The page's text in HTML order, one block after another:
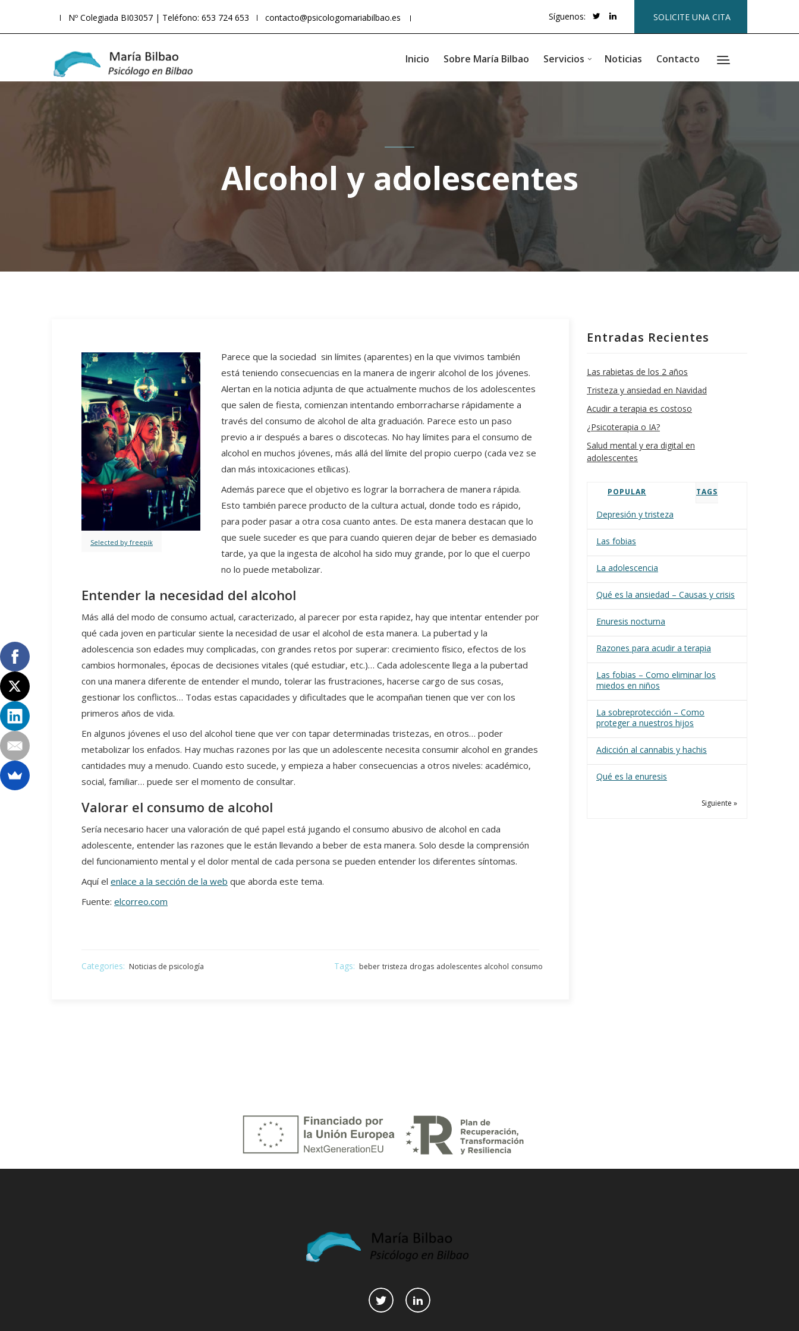
Nº Colegiada BI03057 | Teléfono: 653 724 653 contacto@psicologomariabilbao.es SOLICITE UNA CITA
Síguenos:
Inicio Sobre María Bilbao Servicios Noticias Contacto
Alcohol y adolescentes
Selected by freepik
Parece que la sociedad sin límites (aparentes) en la que vivimos también
está teniendo consecuencias en la manera de ingerir alcohol de los jóvenes.
Alertan en la noticia adjunta de que actualmente muchos de los adolescentes
que salen de fiesta, comienzan intentando emborracharse rápidamente a
través del consumo de alcohol de alta graduación. Parece esto un paso
previo a ir después a bares o discotecas. No hay límites para el consumo de
alcohol en muchos jóvenes, más allá del límite del propio cuerpo (cada vez se
dan más intoxicaciones etílicas).
Además parece que el objetivo es lograr la borrachera de manera rápida.
Esto también parece producto de la cultura actual, donde todo es rápido,
para poder pasar a otra cosa cuanto antes. De esta manera destacan que lo
que suele suceder es que para cuando quieren dejar de beber es demasiado
tarde, ya que la ingesta de alcohol ha sido muy grande, por lo que el cuerpo
no lo puede metabolizar.
Entender la necesidad del alcohol
Más allá del modo de consumo actual, caracterizado, al parecer por esta rapidez, hay que intentar entender por
qué cada joven en particular siente la necesidad de usar el alcohol de esta manera. La pubertad y la
adolescencia son edades muy complicadas, con grandes retos por superar: crecimiento físico, efectos de los
cambios hormonales, épocas de decisiones vitales (qué estudiar, etc.)… Cada adolescente llega a la pubertad
con una manera diferente de entender el mundo, tolerar las frustraciones, hacerse cargo de sus cosas,
gestionar los conflictos… Todas estas capacidades y dificultades que le acompañan tienen que ver con los
primeros años de vida.
En algunos jóvenes el uso del alcohol tiene que ver con tapar determinadas tristezas, en otros… poder
metabolizar los enfados. Hay muchas razones por las que un adolescente necesita consumir alcohol en grandes
cantidades muy a menudo. Cuando esto sucede, y empieza a haber consecuencias a otros niveles: académico,
social, familiar… puede ser el momento de consultar.
Valorar el consumo de alcohol
Sería necesario hacer una valoración de qué papel está jugando el consumo abusivo de alcohol en cada
adolescente, entender las razones que le están llevando a beber de esta manera. Solo desde la comprensión
del funcionamiento mental y el dolor mental de cada persona se pueden entender los diferentes síntomas.
Aquí el enlace a la sección de la web que aborda este tema.
Fuente: elcorreo.com
Categories: Noticias de psicología Tags: beber tristeza drogas adolescentes alcohol consumo
Entradas Recientes
Las rabietas de los 2 años
Tristeza y ansiedad en Navidad
Acudir a terapia es costoso
¿Psicoterapia o IA?
Salud mental y era digital en
adolescentes
POPULAR TAGS
Depresión y tristeza
Las fobias
La adolescencia
Qué es la ansiedad – Causas y crisis
Enuresis nocturna
Razones para acudir a terapia
Las fobias – Como eliminar los
miedos en niños
La sobreprotección – Como
proteger a nuestros hijos
Adicción al cannabis y hachis
Qué es la enuresis
Siguiente »